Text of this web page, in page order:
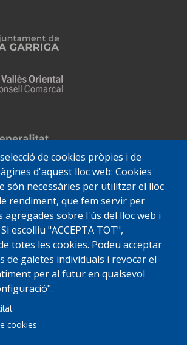
de cookies pròpies i de
d'aquest lloc web: Cookies
són necessàries per utilitzar el lloc
rendiment, que fem servir per
agregades sobre l'ús del lloc web i
escolliu "ACCEPTA TOT",
totes les cookies. Podeu acceptar
de galetes individuals i revocar el
per al futur en qualsevol
cookies